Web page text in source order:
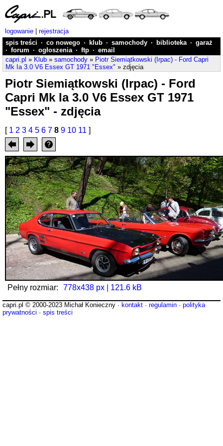
logowanie
rejestracja
spis treści · co nowego · klub · samochody · biblioteka · garaż
· forum · ogłoszenia · ftp · email
capri.pl » Klub » samochody » Piotr Siemiątkowski (Irpac) - Ford Capri
Mk Ia 3.0 V6 Essex GT 1971 "Essex" » zdjęcia
Piotr Siemiątkowski (Irpac) - Ford
Capri Mk Ia 3.0 V6 Essex GT 1971
"Essex" - zdjęcia
[ 1 2 3 4 5 6 7 8 9 10 11 ]
Pełny rozmiar: 778x438 px | 121.6 kB
capri.pl © 2000-2023 Michał Konieczny · kontakt · regulamin · polityka
prywatności · spis treści